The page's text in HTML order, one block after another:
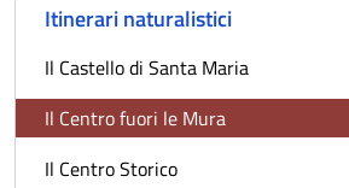
Itinerari naturalistici
Il Castello di Santa Maria
Il Centro fuori le Mura
Il Centro Storico